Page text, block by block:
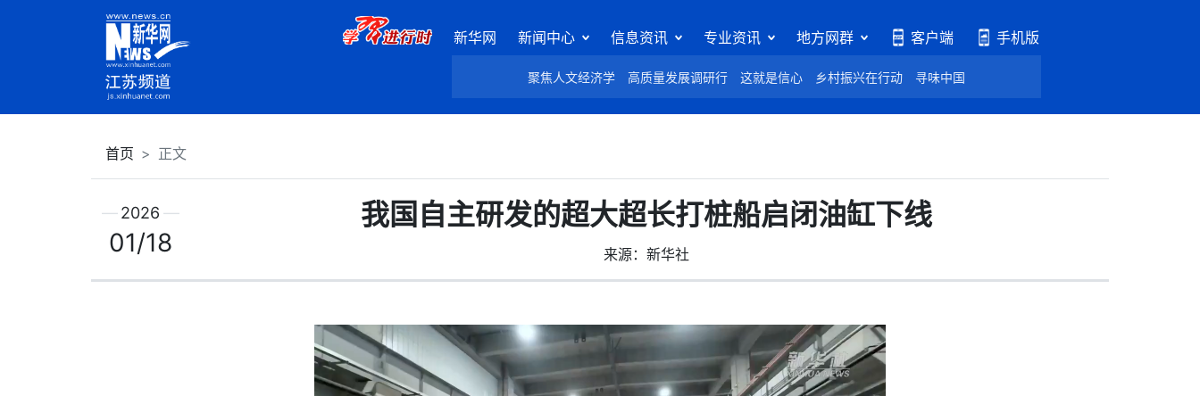
新华网 新闻中心 信息资讯 专业资讯 地方网群 客户端 手机版
聚焦人文经济学 高质量发展调研行 这就是信心 乡村振兴在行动 寻味中国
首页 正文
我国自主研发的超大超长打桩船启闭油缸下线
来源：新华社
2026
01/18